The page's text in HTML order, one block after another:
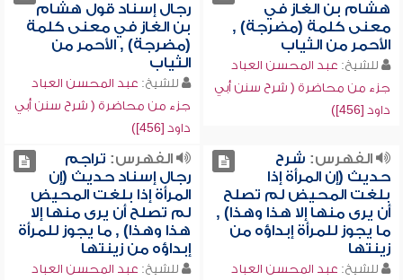
هشام بن الغاز في
معنى كلمة (مضرجة) ,
الأحمر من الثياب
للشيخ: عبد المحسن العباد
جزء من محاضرة ( شرح سنن أبي
داود [456])
رجال إسناد قول هشام
بن الغاز في معنى كلمة
(مضرجة) , الأحمر من
الثياب
للشيخ: عبد المحسن العباد
جزء من محاضرة ( شرح سنن أبي
داود [456])
الفهرس: شرح
حديث (إن المرأة إذا
بلغت المحيض لم تصلح
أن يرى منها إلا هذا وهذا) ,
ما يجوز للمرأة إبداؤه من
زينتها
للشيخ: عبد المحسن العباد
الفهرس: تراجم
رجال إسناد حديث (إن
المرأة إذا بلغت المحيض
لم تصلح أن يرى منها إلا
هذا وهذا) , ما يجوز للمرأة
إبداؤه من زينتها
للشيخ: عبد المحسن العباد